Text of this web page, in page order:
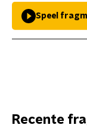
Speel
Recente